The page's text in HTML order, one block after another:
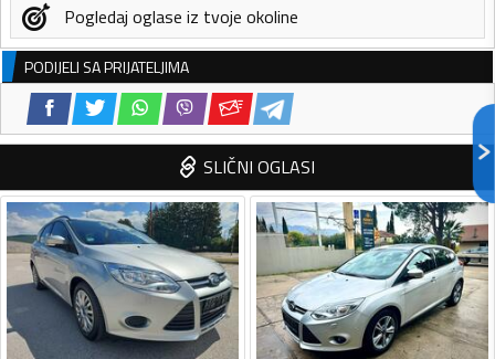
Pogledaj oglase iz tvoje okoline
PODIJELI SA PRIJATELJIMA
SLIČNI OGLASI